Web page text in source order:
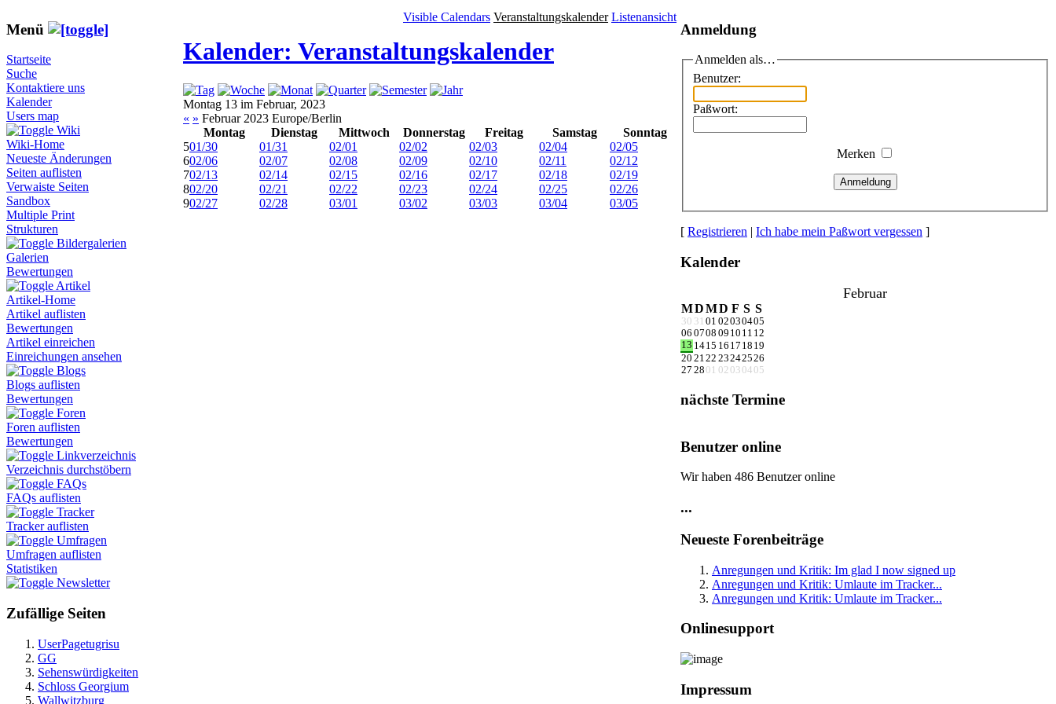
Menü
Startseite
Suche
Kontaktiere uns
Kalender
Users map
Wiki
Wiki-Home
Neueste Änderungen
Seiten auflisten
Verwaiste Seiten
Sandbox
Multiple Print
Strukturen
Bildergalerien
Galerien
Bewertungen
Artikel
Artikel-Home
Artikel auflisten
Bewertungen
Artikel einreichen
Einreichungen ansehen
Blogs
Blogs auflisten
Bewertungen
Foren
Foren auflisten
Bewertungen
Linkverzeichnis
Verzeichnis durchstöbern
FAQs
FAQs auflisten
Tracker
Tracker auflisten
Umfragen
Umfragen auflisten
Statistiken
Newsletter
Zufällige Seiten
UserPagetugrisu
GG
Sehenswürdigkeiten
Schloss Georgium
Wallwitzburg
Visible Calendars Veranstaltungskalender Listenansicht
Kalender: Veranstaltungskalender
Montag 13 im Februar, 2023
« » Februar 2023 Europe/Berlin
Montag
Dienstag Mittwoch Donnerstag Freitag Samstag
Sonntag
501/30 01/31 02/01 02/02 02/03 02/04
02/05
602/06 02/07 02/08 02/09 02/10 02/11
02/12
702/13 02/14 02/15 02/16 02/17 02/18
02/19
802/20 02/21 02/22 02/23 02/24 02/25
02/26
902/27 02/28 03/01 03/02 03/03 03/04 03/05
Anmeldung
Anmelden als…
Benutzer:
Paßwort:
Merken
Anmeldung
[ Registrieren | Ich habe mein Paßwort vergessen ]
Kalender
Februar
MDMD F S S
30 31 01 02030405
06 0708 09 10 11 12
13 1415 16 17 18 19
20 2122 23242526
27 28 01 02 03 04 05
nächste Termine
Benutzer online
Wir haben 486 Benutzer online
...
Neueste Forenbeiträge
Anregungen und Kritik: Im glad I now signed up
Anregungen und Kritik: Umlaute im Tracker...
Anregungen und Kritik: Umlaute im Tracker...
Onlinesupport
Impressum